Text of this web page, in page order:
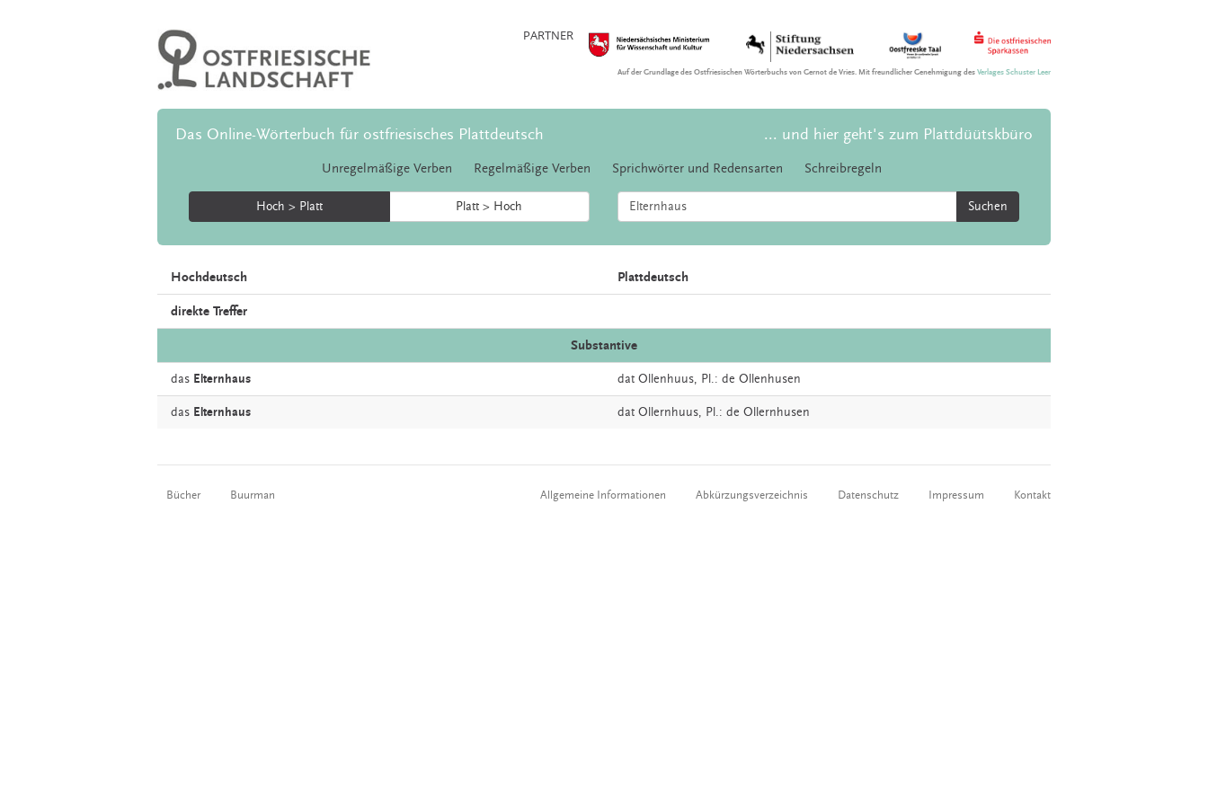
PARTNER
Auf der Grundlage des Ostfriesischen Wörterbuchs von Gernot de Vries. Mit freundlicher Genehmigung desVerlages Schuster Leer
Das Online-Wörterbuch für ostfriesisches Plattdeutsch ... und hier geht's zum Plattdüütskbüro
Unregelmäßige Verben Regelmäßige Verben Sprichwörter und Redensarten Schreibregeln
Hoch > Platt Platt > Hoch Suchen
Hochdeutsch Plattdeutsch
direkte Treffer
Substantive
das Elternhaus dat Ollenhuus, Pl.: de Ollenhusen
das Elternhaus dat Ollernhuus, Pl.: de Ollernhusen
Bücher Buurman Allgemeine Informationen Abkürzungsverzeichnis Datenschutz Impressum Kontakt